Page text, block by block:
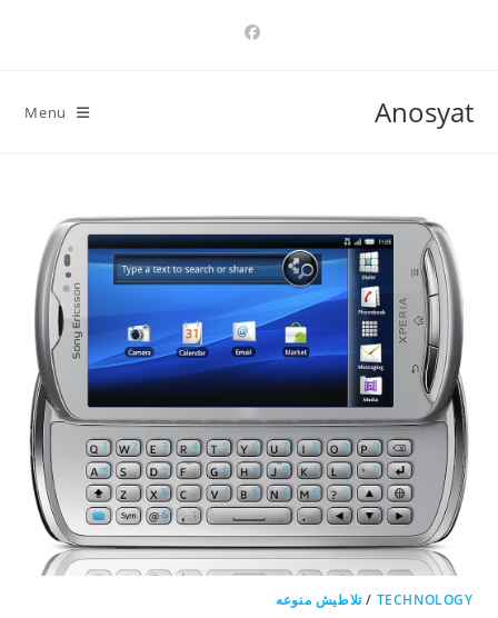
Anosyat
Menu
TECHNOLOGY
/تلاطيش منوعه